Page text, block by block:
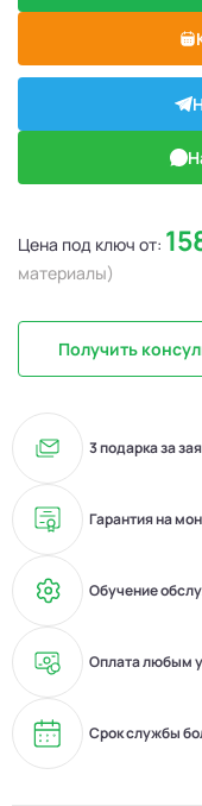
Цена под ключ от:
материалы)
Получить
3 подарка за
Гарантия на
Обучение
Оплата любым
Срок службы